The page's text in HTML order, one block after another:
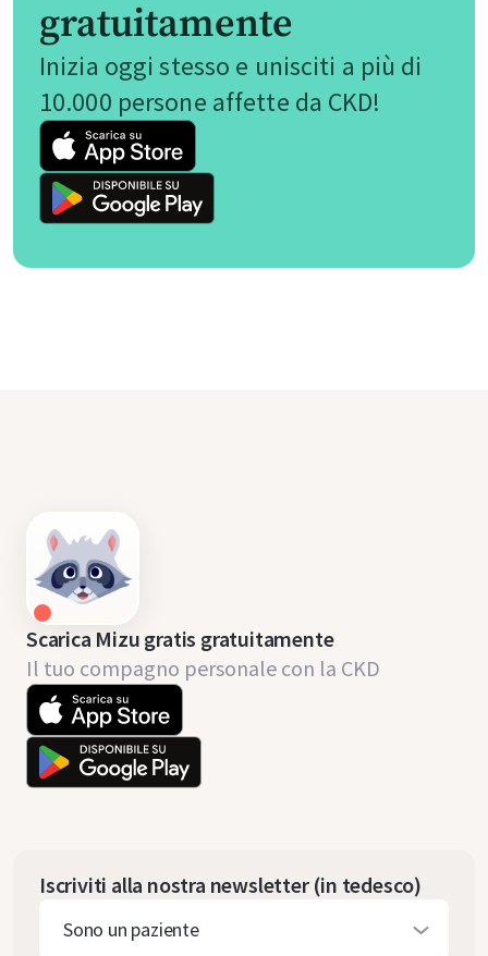
gratuitamente
Inizia oggi stesso e unisciti a più di
10.000 persone affette da CKD!
Scarica Mizu gratis gratuitamente
Il tuo compagno personale con la CKD
Iscriviti alla nostra newsletter (in tedesco)
Sono un paziente